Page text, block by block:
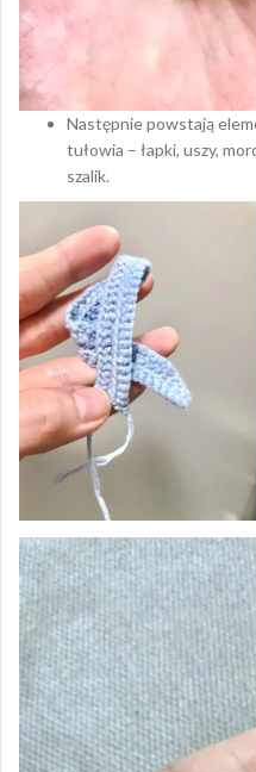
Następnie powstają
tułowia – łapki, uszy,
szalik.